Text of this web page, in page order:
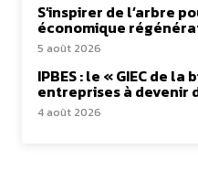
S’inspirer de l’arbre
économique
5 août 2026
IPBES : le « GIEC de
entreprises à devenir
4 août 2026